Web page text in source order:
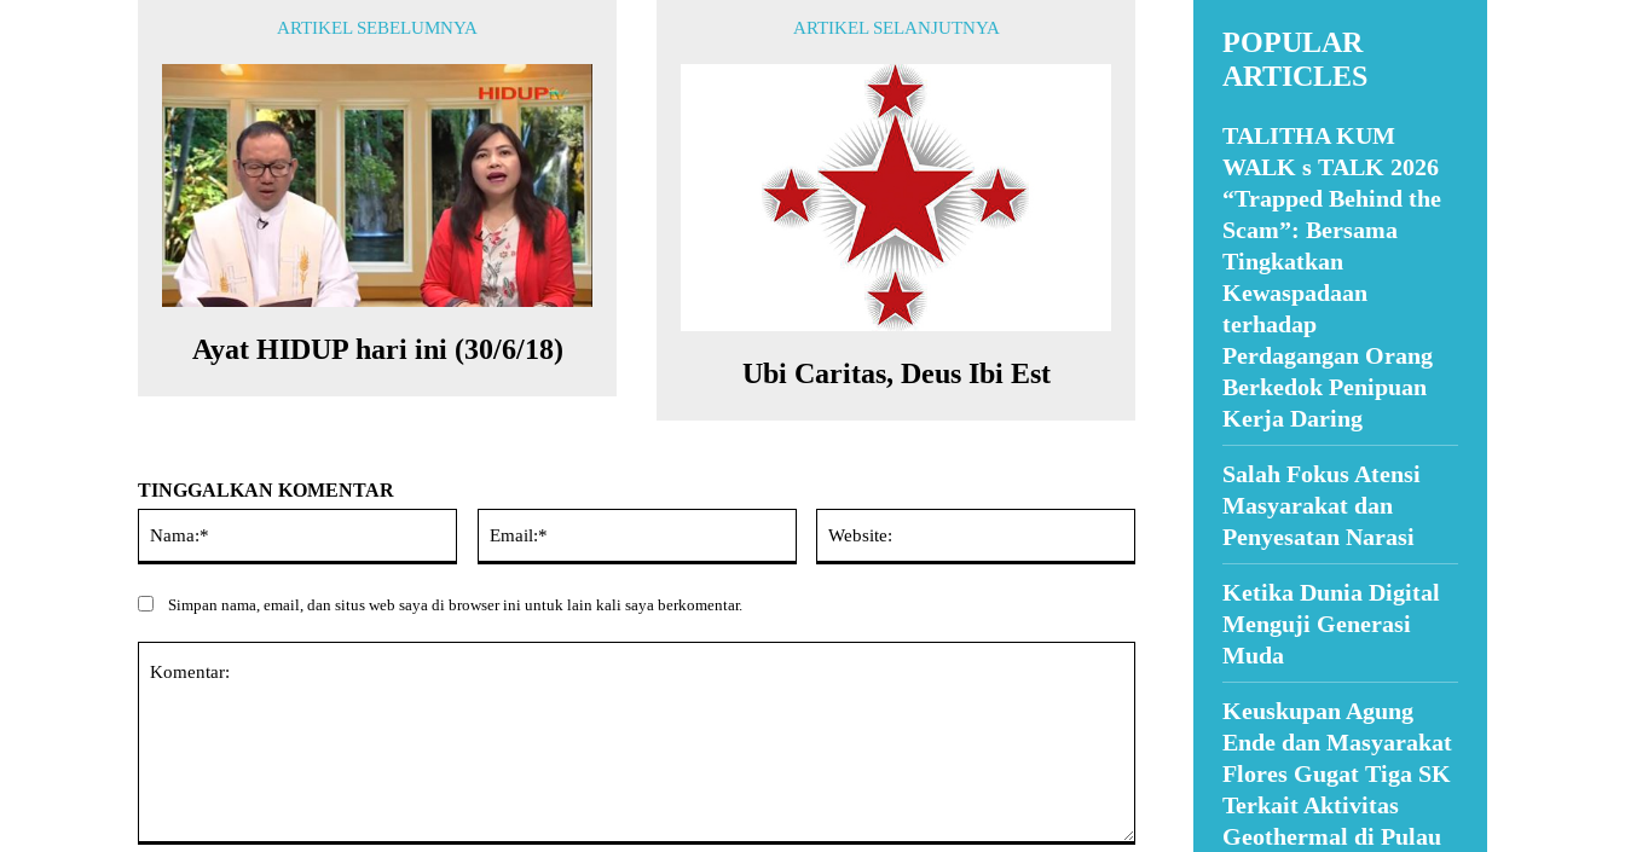
ARTIKEL SEBELUMNYA
Ayat HIDUP hari ini (30/6/18)
ARTIKEL SELANJUTNYA
Ubi Caritas, Deus Ibi Est
TINGGALKAN KOMENTAR
Simpan nama, email, dan situs web saya di browser ini untuk lain kali saya berkomentar.
POPULAR
ARTICLES
TALITHA KUM
WALK s TALK 2026
“Trapped Behind the
Scam”: Bersama
Tingkatkan
Kewaspadaan
terhadap
Perdagangan Orang
Berkedok Penipuan
Kerja Daring
Salah Fokus Atensi
Masyarakat dan
Penyesatan Narasi
Ketika Dunia Digital
Menguji Generasi
Muda
Keuskupan Agung
Ende dan Masyarakat
Flores Gugat Tiga SK
Terkait Aktivitas
Geothermal di Pulau